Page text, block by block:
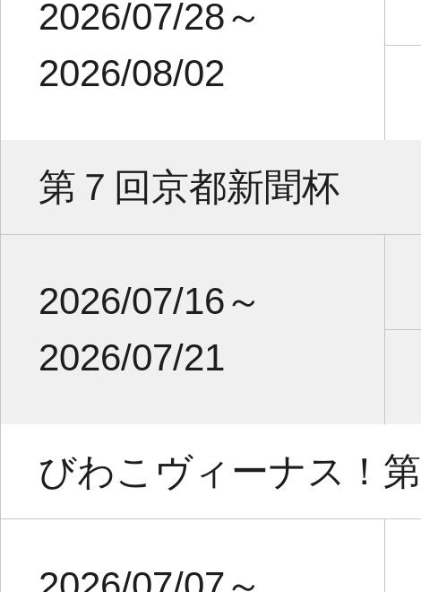
2026/07/28～
2026/08/02
第７回京都新聞杯
2026/07/16～
2026/07/21
びわこヴィーナス！